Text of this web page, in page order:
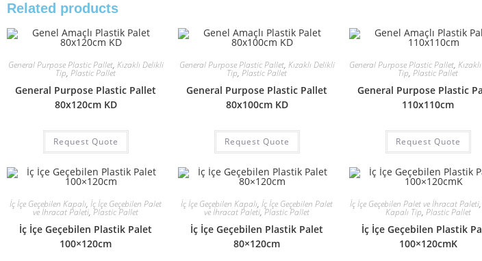
Related products
General Purpose Plastic Pallet, Kızaklı Delikli
Tip, Plastic Pallet
General Purpose Plastic Pallet
80x120cm KD
Request Quote
General Purpose Plastic Pallet, Kızaklı Delikli
Tip, Plastic Pallet
General Purpose Plastic Pallet
80x100cm KD
Request Quote
General Purpose Plastic Pallet,
Tip, Plastic Pallet
General Purpose Plastic
110x110cm
Request Quote
İç İçe Geçebilen Kapalı, İç İçe Geçebilen Palet
ve İhracat Paleti, Plastic Pallet
İç İçe Geçebilen Plastik Palet
100×120cm
İç İçe Geçebilen Kapalı, İç İçe Geçebilen Palet
ve İhracat Paleti, Plastic Pallet
İç İçe Geçebilen Plastik Palet
80×120cm
İç İçe Geçebilen Palet ve İhracat Paleti,
Kapalı Tip, Plastic Pallet
İç İçe Geçebilen Plastik
100×120cmK